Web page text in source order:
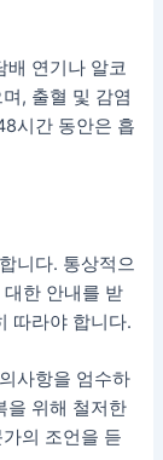
배 연기나 알코
, 출혈 및 감염
시간 동안은 흡
니다. 통상적으
한 안내를 받
따라야 합니다.
사항을 엄수하
을 위해 철저한
의 조언을 듣